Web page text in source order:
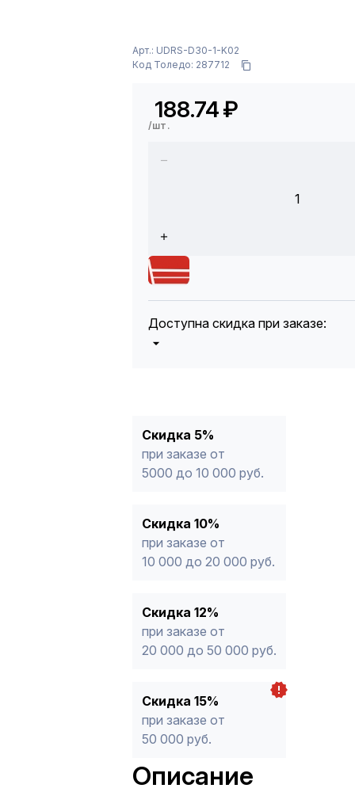
Арт.: UDRS-D30-1-K02
Код Толедо: 287712
188.74₽
/шт.
1
Доступна скидка при заказе:
* -Для заказов, состоящих
продукции, максимальная скидка
Скидка 5%
при заказе от
5000 до 10 000 руб.
Скидка 10%
при заказе от
10 000 до 20 000 руб.
Скидка 12%
при заказе от
20 000 до 50 000 руб.
Скидка 15%
при заказе от
50 000 руб.
Описание